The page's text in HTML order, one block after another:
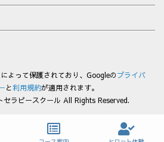
よって保護されており、Googleのプライバ
と利用規約が適用されます。
ラピースクール All Rights Reserved.